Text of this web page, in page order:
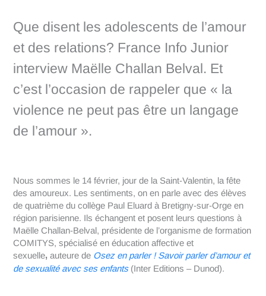
Que disent les adolescents de l’amour
et des relations? France Info Junior
interview Maëlle Challan Belval. Et
c’est l’occasion de rappeler que « la
violence ne peut pas être un langage
de l’amour ».
Nous sommes le 14 février, jour de la Saint-Valentin, la fête
des amoureux. Les sentiments, on en parle avec des élèves
de quatrième du collège Paul Eluard à Bretigny-sur-Orge en
région parisienne. Ils échangent et posent leurs questions à
Maëlle Challan-Belval, présidente de l’organisme de formation
COMITYS, spécialisé en éducation affective et
sexuelle,auteure de Osez en parler ! Savoir parler d’amour et
de sexualité avec ses enfants (Inter Editions – Dunod).